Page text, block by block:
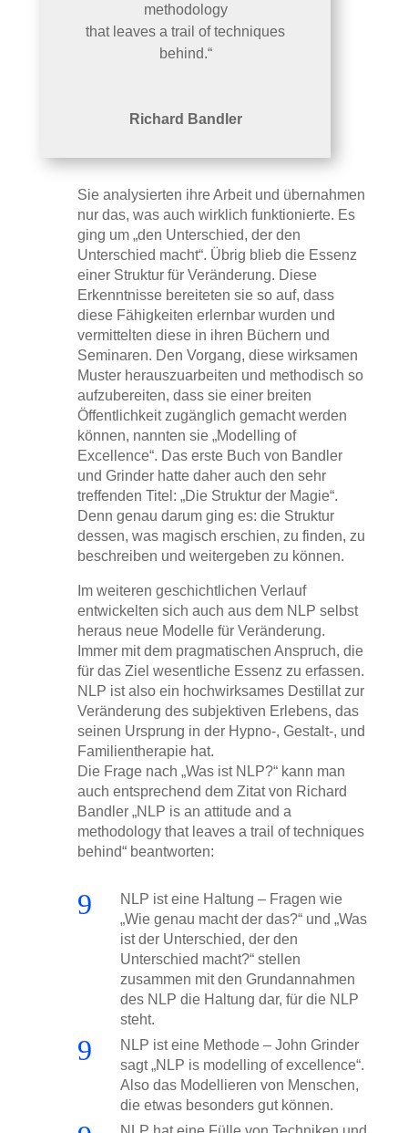
methodology
that leaves a trail of techniques
behind.“
Richard Bandler
Sie analysierten ihre Arbeit und übernahmen
nur das, was auch wirklich funktionierte. Es
ging um „den Unterschied, der den
Unterschied macht“. Übrig blieb die Essenz
einer Struktur für Veränderung. Diese
Erkenntnisse bereiteten sie so auf, dass
diese Fähigkeiten erlernbar wurden und
vermittelten diese in ihren Büchern und
Seminaren. Den Vorgang, diese wirksamen
Muster herauszuarbeiten und methodisch so
aufzubereiten, dass sie einer breiten
Öffentlichkeit zugänglich gemacht werden
können, nannten sie „Modelling of
Excellence“. Das erste Buch von Bandler
und Grinder hatte daher auch den sehr
treffenden Titel: „Die Struktur der Magie“.
Denn genau darum ging es: die Struktur
dessen, was magisch erschien, zu finden, zu
beschreiben und weitergeben zu können.
Im weiteren geschichtlichen Verlauf
entwickelten sich auch aus dem NLP selbst
heraus neue Modelle für Veränderung.
Immer mit dem pragmatischen Anspruch, die
für das Ziel wesentliche Essenz zu erfassen.
NLP ist also ein hochwirksames Destillat zur
Veränderung des subjektiven Erlebens, das
seinen Ursprung in der Hypno-, Gestalt-, und
Familientherapie hat.
Die Frage nach „Was ist NLP?“ kann man
auch entsprechend dem Zitat von Richard
Bandler „NLP is an attitude and a
methodology that leaves a trail of techniques
behind“ beantworten:
9
NLP ist eine Haltung – Fragen wie
„Wie genau macht der das?“ und „Was
ist der Unterschied, der den
Unterschied macht?“ stellen
zusammen mit den Grundannahmen
des NLP die Haltung dar, für die NLP
steht.
9
NLP ist eine Methode – John Grinder
sagt „NLP is modelling of excellence“.
Also das Modellieren von Menschen,
die etwas besonders gut können.